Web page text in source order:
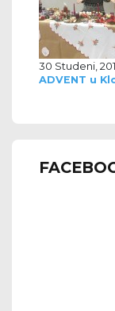
30 Studeni,
ADVENT u